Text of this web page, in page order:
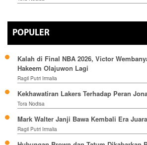
POPULER
Kalah di Final NBA 2026, Victor
Hakeem Olajuwon Lagi
Ragil Putri Irmalia
Kekhawatiran Lakers Terhadap Peran
Tora Nodisa
Mark Walter Janji Bawa Kembali Era
Ragil Putri Irmalia